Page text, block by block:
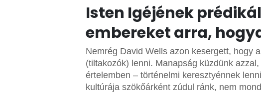
Isten Igéjének
embereket arra,
Nemrég David Wells azon kesergett, hogy
(tiltakozók) lenni. Manapság küzdünk
értelemben – történelmi keresztyénnek
kultúrája szökőárként zúdul ránk, nem